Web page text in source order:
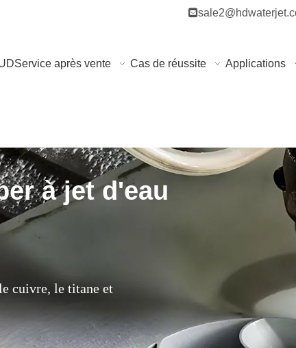

Service après vente Cas de réussite Applications
à jet d'eau
cuivre, le titane et